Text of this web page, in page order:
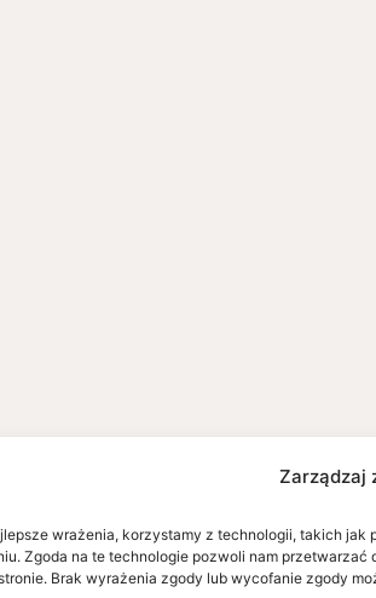
Zarządzaj
wrażenia, korzystamy z technologii, takich
Zgoda na te technologie pozwoli nam
Brak wyrażenia zgody lub wycofanie zgody